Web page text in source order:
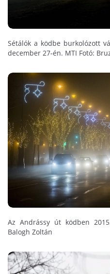
Sétálók a ködbe burkolózott
december 27-én. MTI Fotó:
Az Andrássy út ködben
Balogh Zoltán